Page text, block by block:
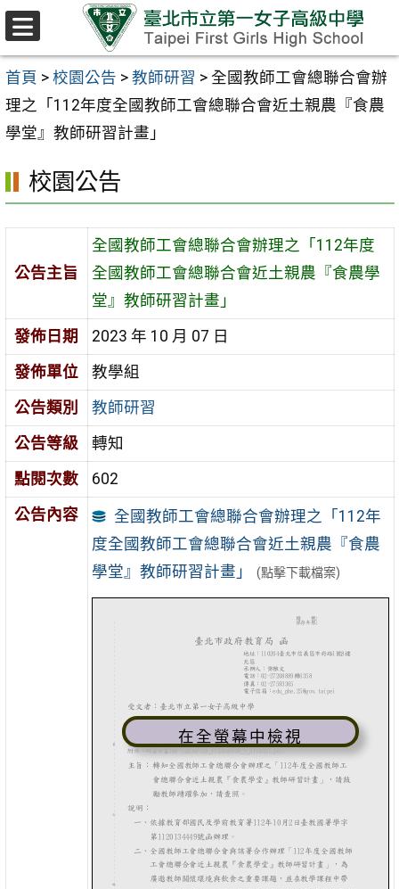
跳至主要內容區
首頁 > 校園公告 > 教師研習 > 全國教師工會總聯合會辦
理之「112年度全國教師工會總聯合會近土親農『食農
學堂』教師研習計畫」
校園公告
公告主旨
全國教師工會總聯合會辦理之「112年度
全國教師工會總聯合會近土親農『食農學
堂』教師研習計畫」
發佈日期
2023 年 10 月 07 日
發佈單位
教學組
公告類別
教師研習
公告等級
轉知
點閱次數
602
公告內容
全國教師工會總聯合會辦理之「112年
度全國教師工會總聯合會近土親農『食農
學堂』教師研習計畫」
(點擊下載檔案)
在全螢幕中檢視
選
單